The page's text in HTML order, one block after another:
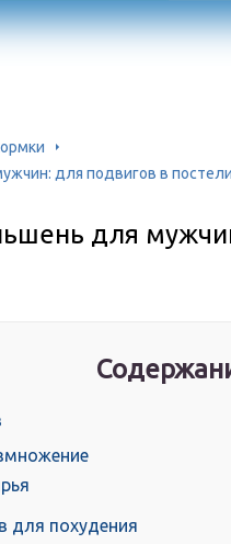
для подвигов в
для
для похудения